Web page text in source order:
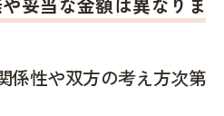
係性や双方の考え方次第